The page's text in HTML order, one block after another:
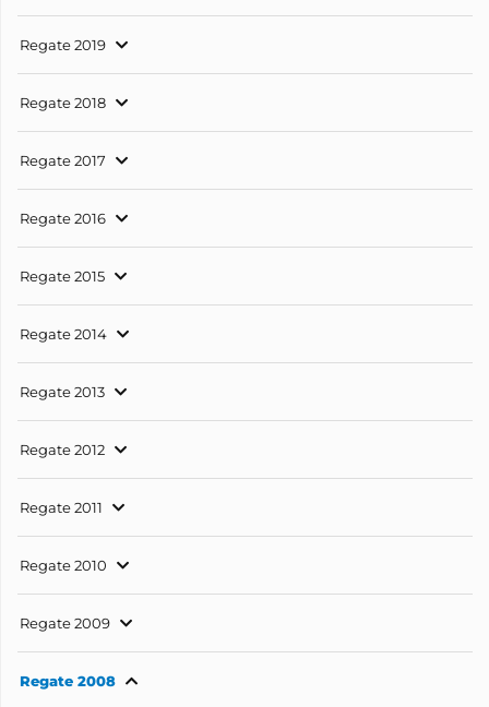
Regate 2019
Regate 2018
Regate 2017
Regate 2016
Regate 2015
Regate 2014
Regate 2013
Regate 2012
Regate 2011
Regate 2010
Regate 2009
Regate 2008